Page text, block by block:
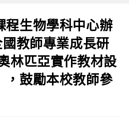
程生物學科中心辦
教師專業成長研
林匹亞實作教材設
，鼓勵本校教師參